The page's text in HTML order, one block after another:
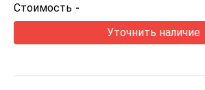
Стоимость -
Уточнить наличие